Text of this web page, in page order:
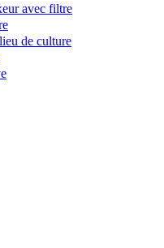
avec filtre
de culture